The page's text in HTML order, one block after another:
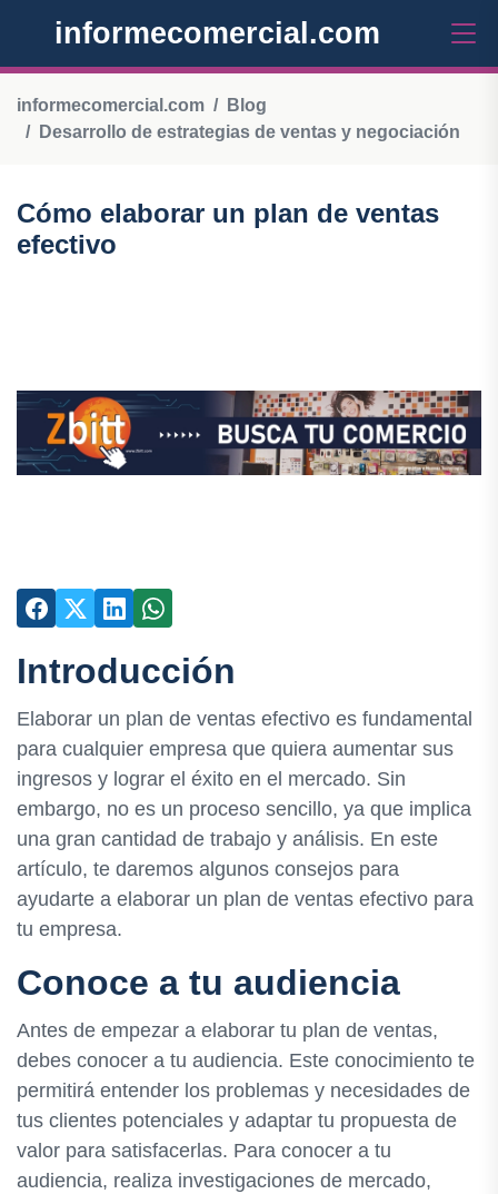
informecomercial.com
informecomercial.com
Blog
Desarrollo de estrategias de ventas y negociación
Cómo elaborar un plan de ventas
efectivo
Introducción
Elaborar un plan de ventas efectivo es fundamental
para cualquier empresa que quiera aumentar sus
ingresos y lograr el éxito en el mercado. Sin
embargo, no es un proceso sencillo, ya que implica
una gran cantidad de trabajo y análisis. En este
artículo, te daremos algunos consejos para
ayudarte a elaborar un plan de ventas efectivo para
tu empresa.
Conoce a tu audiencia
Antes de empezar a elaborar tu plan de ventas,
debes conocer a tu audiencia. Este conocimiento te
permitirá entender los problemas y necesidades de
tus clientes potenciales y adaptar tu propuesta de
valor para satisfacerlas. Para conocer a tu
audiencia, realiza investigaciones de mercado,